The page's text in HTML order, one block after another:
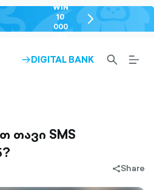
WIN
10
000
chevron-
right-
ARROW-
DIGITAL BANK
SEARCH-
OUTLINED
თავი SMS
share-
Share